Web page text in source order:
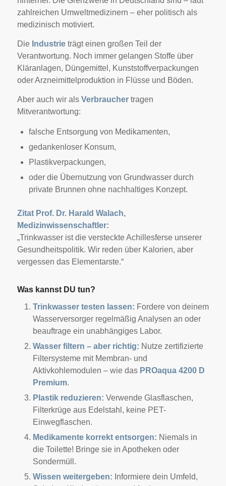
zahlreichen Umweltmedizinern – eher politisch als
medizinisch motiviert.
Die Industrieträgt einen großen Teil der
Verantwortung. Noch immer gelangen Stoffe über
Kläranlagen, Düngemittel, Kunststoffverpackungen
oder Arzneimittelproduktion in Flüsse und Böden.
Aber auch wir als Verbrauchertragen
Mitverantwortung:
falsche Entsorgung von Medikamenten,
gedankenloser Konsum,
Plastikverpackungen,
oder die Übernutzung von Grundwasser durch
private Brunnen ohne nachhaltiges Konzept.
Zitat Prof. Dr. Harald Walach,
Medizinwissenschaftler:
„Trinkwasser ist die versteckte Achillesferse unserer
Gesundheitspolitik. Wir reden über Kalorien, aber
vergessen das Elementarste.“
Was kannst DU tun?
Trinkwasser testen lassen: Fordere von deinem
Wasserversorger regelmäßig Analysen an oder
beauftrage ein unabhängiges Labor.
Wasser filtern – aber richtig: Nutze zertifizierte
Filtersysteme mit Membran- und
Aktivkohlemodulen – wie das PROaqua 4200 D
Premium.
Plastik reduzieren: Verwende Glasflaschen,
Filterkrüge aus Edelstahl, keine PET-
Einwegflaschen.
Medikamente korrekt entsorgen: Niemals in
die Toilette! Bringe sie in Apotheken oder
Sondermüll.
Wissen weitergeben: Informiere dein Umfeld,